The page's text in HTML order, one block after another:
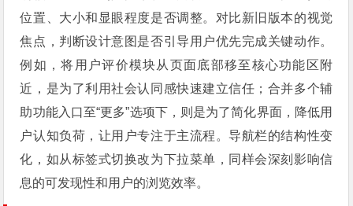
位置、大小和显眼程度是否调整。对比新旧版本的视觉
焦点，判断设计意图是否引导用户优先完成关键动作。
例如，将用户评价模块从页面底部移至核心功能区附
近，是为了利用社会认同感快速建立信任；合并多个辅
助功能入口至“更多”选项下，则是为了简化界面，降低用
户认知负荷，让用户专注于主流程。导航栏的结构性变
化，如从标签式切换改为下拉菜单，同样会深刻影响信
息的可发现性和用户的浏览效率。